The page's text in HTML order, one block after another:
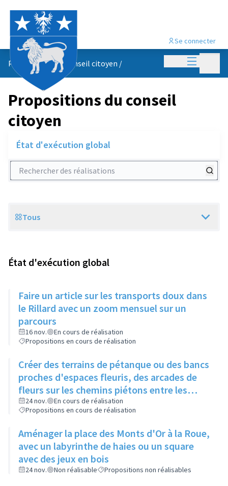
Menu
Se connecter
Propositions du conseil citoyen /
Propositions du conseil
citoyen
État d'exécution global
Rechercher des réalisations
Scope
Tous
État d'exécution global
Faire un article sur les transports doux dans
le Rillard avec un zoom mensuel sur un
parcours
16 nov.
En cours de réalisation
Propositions en cours de réalisation
Créer des terrains de pétanque ou des bancs
proches d'espaces fleuris, des arcades de
fleurs sur les chemins piétons entre les
immeubles
24 nov.
En cours de réalisation
Propositions en cours de réalisation
Aménager la place des Monts d'Or à la Roue,
avec un labyrinthe de haies ou un square
avec des jeux en bois
24 nov. Non réalisable Propositions non réalisables